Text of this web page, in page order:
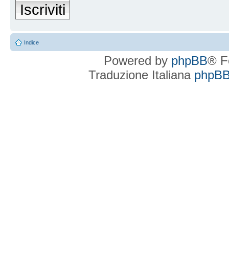
Iscriviti
Indice
Powered by phpBB®
Traduzione Italiana